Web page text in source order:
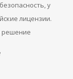
у
лицензии.
решение